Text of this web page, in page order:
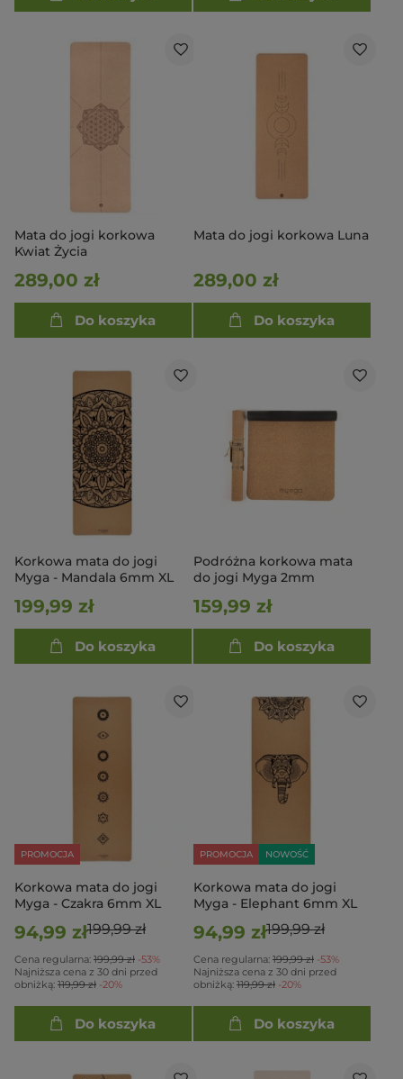
Mata do jogi korkowa
Kwiat Życia
289,00 zł
Do koszyka
Mata do jogi korkowa Luna
289,00 zł
Do koszyka
Korkowa mata do jogi
Myga - Mandala 6mm XL
199,99 zł
Do koszyka
Podróżna korkowa mata
do jogi Myga 2mm
159,99 zł
Do koszyka
PROMOCJA
Korkowa mata do jogi
Myga - Czakra 6mm XL
94,99 zł199,99 zł
Cena regularna: 199,99 zł -53%
Najniższa cena z 30 dni przed
obniżką: 119,99 zł -20%
Do koszyka
PROMOCJA NOWOŚĆ
Korkowa mata do jogi
Myga - Elephant 6mm XL
94,99 zł199,99 zł
Cena regularna: 199,99 zł -53%
Najniższa cena z 30 dni przed
obniżką: 119,99 zł -20%
Do koszyka